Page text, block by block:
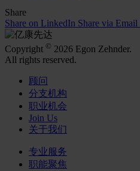
Share
Share on LinkedIn Share via Email
Copyright © 2026 Egon Zehnder.
All rights reserved.
顾问
分支机构
职业机会
Join Us
关于我们
专业服务
职能聚焦